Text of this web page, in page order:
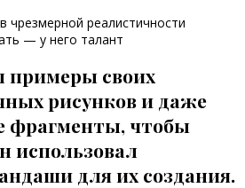
примеры своих
рисунков и даже
фрагменты, чтобы
использовал
для их создания.